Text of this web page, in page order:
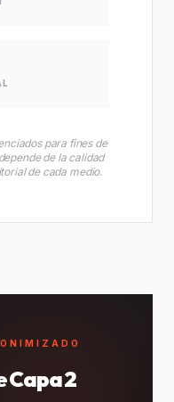
para fines de
de la calidad
de cada medio.
Capa 2